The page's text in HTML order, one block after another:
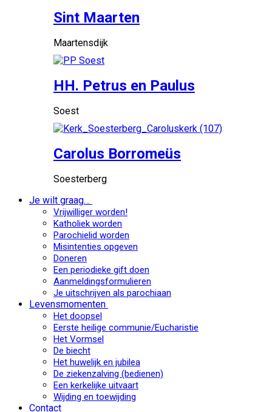
Sint Maarten
Maartensdijk
HH. Petrus en Paulus
Soest
Carolus Borromeüs
Soesterberg
Je wilt graag…
Vrijwilliger worden!
Katholiek worden
Parochielid worden
Misintenties opgeven
Doneren
Een periodieke gift doen
Aanmeldingsformulieren
Je uitschrijven als parochiaan
Levensmomenten
Het doopsel
Eerste heilige communie/Eucharistie
Het Vormsel
De biecht
Het huwelijk en jubilea
De ziekenzalving (bedienen)
Een kerkelijke uitvaart
Wijding en toewijding
Contact